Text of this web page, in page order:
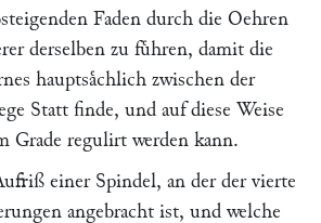
Faden durch die Oehren
derselben zu fuͤhren, damit die
hauptsaͤchlich zwischen der
Statt finde, und auf diese Weise
Grade regulirt werden kann.
einer Spindel, an der der vierte
angebracht ist, und welche